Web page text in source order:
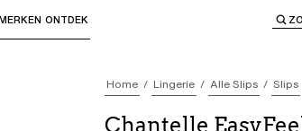
of "Escape" om terug te keren naar de
ONTDEK
Home Lingerie Alle Slips Slips
Chantelle